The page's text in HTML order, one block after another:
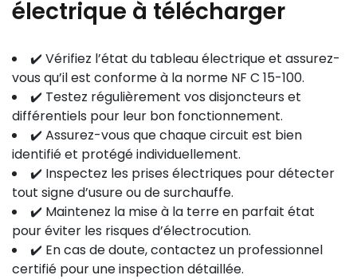
électrique à télécharger
✔️ Vérifiez l’état du tableau électrique et assurez-
vous qu’il est conforme à la norme NF C 15-100.
✔️ Testez régulièrement vos disjoncteurs et
différentiels pour leur bon fonctionnement.
✔️ Assurez-vous que chaque circuit est bien
identifié et protégé individuellement.
✔️ Inspectez les prises électriques pour détecter
tout signe d’usure ou de surchauffe.
✔️ Maintenez la mise à la terre en parfait état
pour éviter les risques d’électrocution.
✔️ En cas de doute, contactez un professionnel
certifié pour une inspection détaillée.